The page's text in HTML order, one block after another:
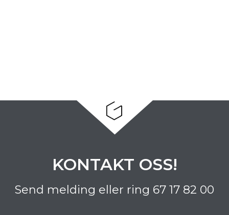
KONTAKT OSS!
Send melding eller ring 67 17 82 00